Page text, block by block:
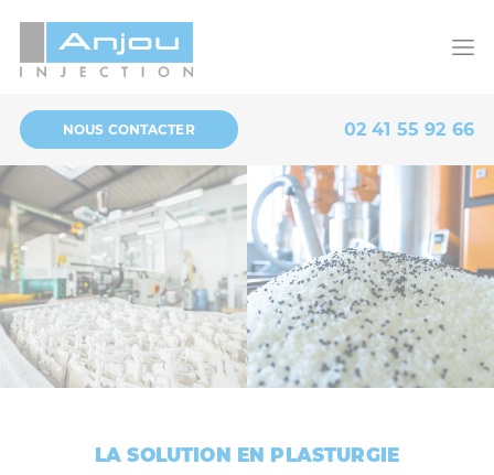
NOUS CONTACTER 02 41 55 92 66
LA SOLUTION EN PLASTURGIE